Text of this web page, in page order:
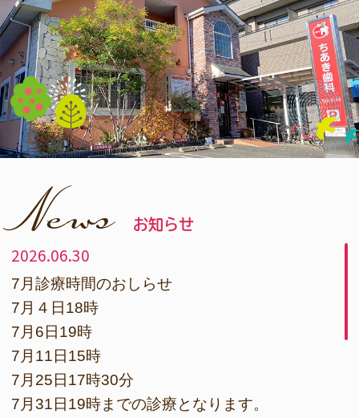
News お知らせ
2026.06.30
7月診療時間のおしらせ
7月４日18時
7月6日19時
7月11日15時
7月25日17時30分
7月31日19時までの診療となります。